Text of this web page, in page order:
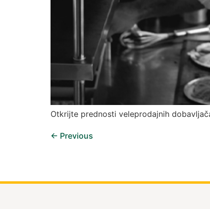
Otkrijte prednosti veleprodajnih
← Previous